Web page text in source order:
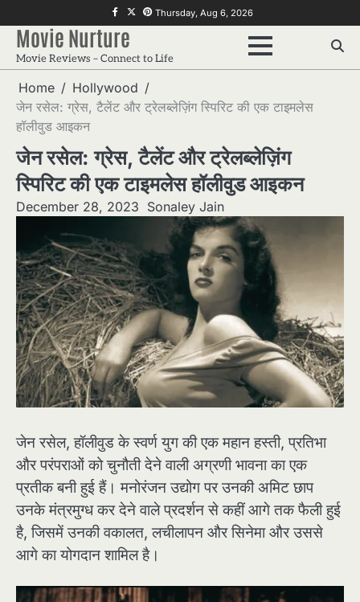
to
content
f twitterpinterest
Thursday, Aug 6, 2026
Movie Nurture
Movie Reviews – Connect to Life
Home
Hollywood
जेन रसेल: ग्रेस, टैलेंट और ट्रेलब्लेज़िंग स्पिरिट की एक टाइमलेस
हॉलीवुड आइकन
जेन रसेल: ग्रेस, टैलेंट और ट्रेलब्लेज़िंग
स्पिरिट की एक टाइमलेस हॉलीवुड आइकन
December 28, 2023 Sonaley Jain
जेन रसेल, हॉलीवुड के स्वर्ण युग की एक महान हस्ती, प्रतिभा
और परंपराओं को चुनौती देने वाली अग्रणी भावना का एक
प्रतीक बनी हुई हैं। मनोरंजन उद्योग पर उनकी अमिट छाप
उनके मंत्रमुग्ध कर देने वाले प्रदर्शन से कहीं आगे तक फैली हुई
है, जिसमें उनकी वकालत, लचीलापन और सिनेमा और उससे
आगे का योगदान शामिल है।